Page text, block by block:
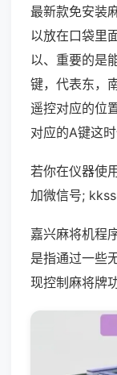
最新款免安装
以放在口袋里
以、重要的是
键，代表东，
遥控对应的位
对应的A键这
若你在仪器使
加微信号;
嘉兴麻将机程
是指通过一些
现控制麻将牌